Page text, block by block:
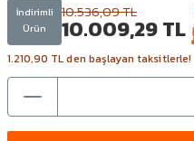
İndirimli
Ürün
10.536,09 TL
10.009,29 TL
1.210,90 TL den başlayan taksitlerle!